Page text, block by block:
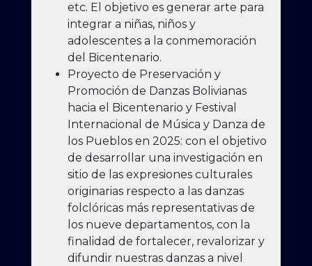
etc. El objetivo es generar arte para
integrar a niñas, niños y
adolescentes a la conmemoración
del Bicentenario.
Proyecto de Preservación y
Promoción de Danzas Bolivianas
hacia el Bicentenario y Festival
Internacional de Música y Danza de
los Pueblos en 2025: con el objetivo
de desarrollar una investigación en
sitio de las expresiones culturales
originarias respecto a las danzas
folclóricas más representativas de
los nueve departamentos, con la
finalidad de fortalecer, revalorizar y
difundir nuestras danzas a nivel